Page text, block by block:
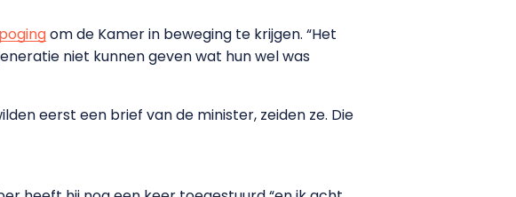
pogingom de Kamer in beweging te krijgen. “Het
niet kunnen geven wat hun wel was
eerst een brief van de minister, zeiden ze. Die